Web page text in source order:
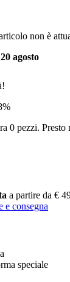
non è
agosto
0 pezzi.
a partire da €
e consegna
speciale